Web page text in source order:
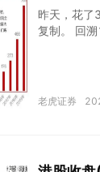
昨天，花了
复制。 回
的前5%梯
底捞充分
老虎证券